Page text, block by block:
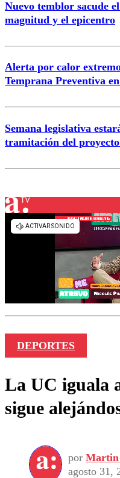
Nuevo temblor sacude
magnitud y el epicentro
Alerta por calor
Temprana Preventiva
Semana legislativa
tramitación del
DEPORTES
La UC iguala
sigue
por Martin
agosto 31,